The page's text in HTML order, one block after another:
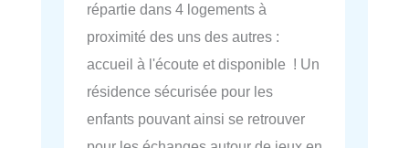
répartie dans 4 logements à
proximité des uns des autres :
accueil à l'écoute et disponible ! Un
résidence sécurisée pour les
enfants pouvant ainsi se retrouver